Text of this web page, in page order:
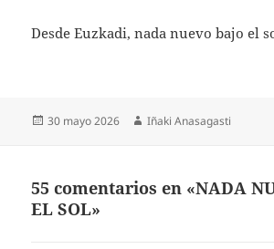
Desde Euzkadi, nada nuevo bajo el
Publicado
30 mayo 2026 Autor
Iñaki Anasagasti
55 comentarios en «NADA
EL SOL»